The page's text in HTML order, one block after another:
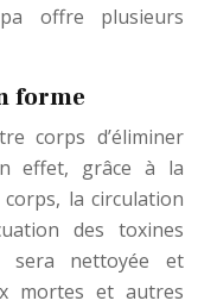
offre plusieurs
forme
corps d’éliminer
effet, grâce à la
la circulation
des toxines
sera nettoyée et
mortes et autres